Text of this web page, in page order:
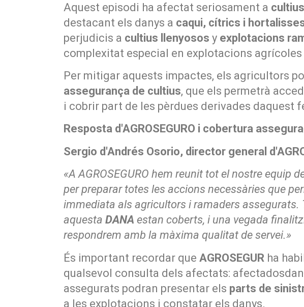
Aquest episodi ha afectat seriosament a
destacant els danys a caqui, cítrics i
perjudicis a cultius llenyosos y explotacions
complexitat especial en explotacions
Per mitigar aquests impactes, els agricultors
assegurança de cultius, que els permetrà
i cobrir part de les pèrdues derivades daquest
Resposta d'AGROSEGURO i cobertura
Sergio d'Andrés Osorio, director general
«A AGROSEGURO hem reunit tot el nostre equip
per preparar totes les accions necessàries que
immediata als agricultors i ramaders assegurats.
aquestaDANA estan coberts, i una vegada
respondrem amb la màxima qualitat de servei.»
És important recordar queAGROSEGUR ha
qualsevol consulta dels afectats:
assegurats podran presentar els parts de
a les explotacions i constatar els danys.